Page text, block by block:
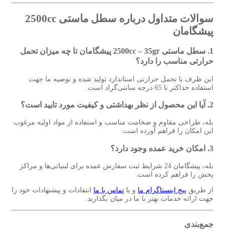
سوالات متداول درباره سطل ماستی 2500cc
پیشگامان
1. سطل ماستی 2500cc – 35gr پیشگامان تا چه میزان تحمل
حرارتی مناسب را دارد؟
این ظرف با تحمل حرارتی استاندارد تولید شده و توصیه ما جهت
استفاده حداکثر تا 65 درجه سانتی‌گراد است.
2. آیا این محصول از نظر بهداشتی و کیفیت مورد تایید است؟
بله، طراحی مقاوم و ضخامت مناسب و استفاده از مواد اولیه مرغوب
این امکان را فراهم آورده است.
3. امکان خرید عمده وجود دارد؟
بله، پیشگامان 24 شرایط ثبت سفارش عمده برای لبنیاتی‌ها و مراکز
پخش را فراهم کرده است.
از طریق پیج اینستاگرام ما و یا تماس با ما
انتقادات و پیشنهادات خود را
جهت ارائه خدمات بهتر با ما در میان بگذارید.
جمع‌بندی